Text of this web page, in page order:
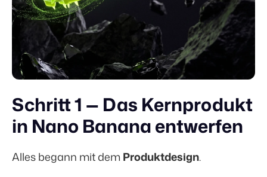
Schritt 1 — Das Kernprodukt
in Nano Banana entwerfen
Alles begann mit demProduktdesign.